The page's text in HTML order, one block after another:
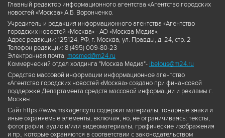
Главный редактор информационного агентства «Агентство городских
новостей «Москва» А.Б. Воронченко.
Учредитель и редакция информационного агентства «Агентство
городских новостей «Москва» - АО «Москва Медиа».
Адрес редакции: 125124, РФ, г. Москва, ул. Правды, д. 24, стр. 2
Телефон редакции: 8 (495) 009-80-23
Электронная почта: mosmed@m24.ru
Коммерческий отдел холдинга "Москва Медиа"- ibelous@m24.ru
Средство массовой информации информационное агентство
«Агентство городских новостей «Москва» создано при финансовой
поддержке Департамента средств массовой информации и рекламы г.
Москвы.
Сайт https://www.mskagency.ru содержит материалы, товарные знаки и
иные охраняемые элементы, включая, но, не ограничиваясь: тексты,
фотографии, аудио и/или видеоматериалы, графические изображения
и пр., которые охраняются в соответствии с законодательством